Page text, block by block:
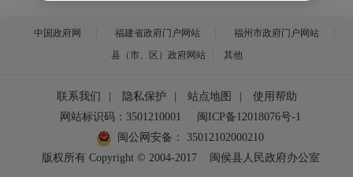
中国政府网 福建省政府门户网站
福州市政府门户网站
县（市、区）政府网站
其他
联系我们 隐私保护 站点地图
使用帮助
网站标识码：3501210001
闽ICP备12018076号-1
闽公网安备：
35012102000210
版权所有 Copyright © 2004-2017
闽侯县人民政府办公室